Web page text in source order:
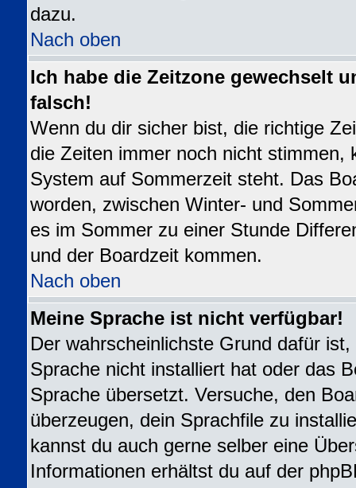
dazu.
Nach oben
Ich habe die Zeitzone gewechselt
falsch!
Wenn du dir sicher bist, die richtige
die Zeiten immer noch nicht stimmen,
System auf Sommerzeit steht. Das
worden, zwischen Winter- und
es im Sommer zu einer Stunde
und der Boardzeit kommen.
Nach oben
Meine Sprache ist nicht verfügbar!
Der wahrscheinlichste Grund dafür
Sprache nicht installiert hat oder das
Sprache übersetzt. Versuche, den
überzeugen, dein Sprachfile zu
kannst du auch gerne selber eine
Informationen erhältst du auf der